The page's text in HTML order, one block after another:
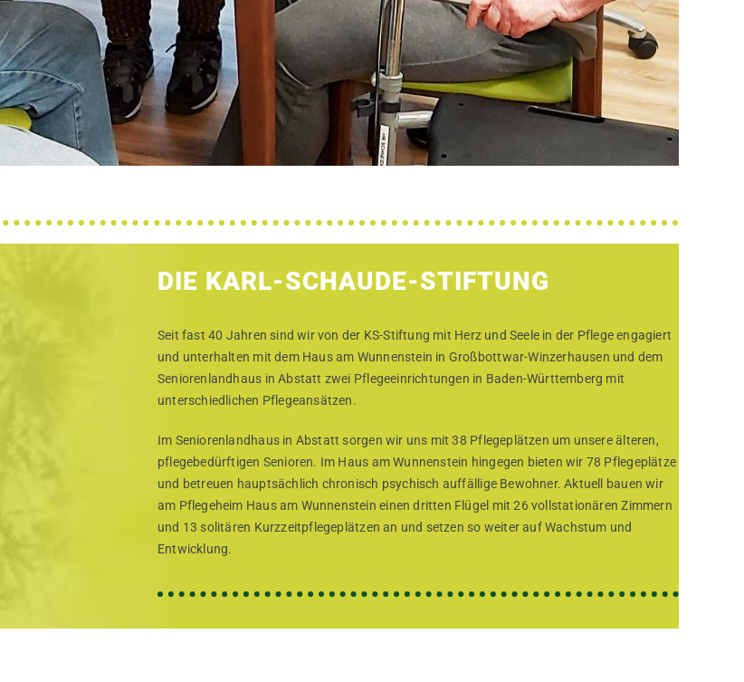
DIE KARL-SCHAUDE-STIFTUNG
Seit fast 40 Jahren sind wir von der KS-Stiftung mit Herz und Seele in der Pflege engagiert
und unterhalten mit dem Haus am Wunnenstein in Großbottwar-Winzerhausen und dem
Seniorenlandhaus in Abstatt zwei Pflegeeinrichtungen in Baden-Württemberg mit
unterschiedlichen Pflegeansätzen.
Im Seniorenlandhaus in Abstatt sorgen wir uns mit 38 Pflegeplätzen um unsere älteren,
pflegebedürftigen Senioren. Im Haus am Wunnenstein hingegen bieten wir 78 Pflegeplätze
und betreuen hauptsächlich chronisch psychisch auffällige Bewohner. Aktuell bauen wir
am Pflegeheim Haus am Wunnenstein einen dritten Flügel mit 26 vollstationären Zimmern
und 13 solitären Kurzzeitpflegeplätzen an und setzen so weiter auf Wachstum und
Entwicklung.